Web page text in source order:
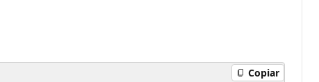
Copiar